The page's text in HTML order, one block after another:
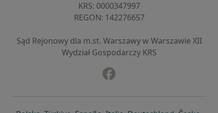
KRS: ⁠0000347997
REGON: ⁠142276657
Sąd Rejonowy dla m.st. Warszawy w Warszawie XII
Wydział Gospodarczy KRS